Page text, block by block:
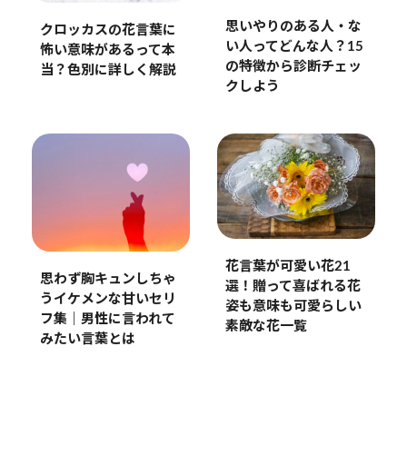
クロッカスの花言葉に
怖い意味があるって本
当？色別に詳しく解説
思いやりのある人・な
い人ってどんな人？15
の特徴から診断チェッ
クしよう
思わず胸キュンしちゃ
うイケメンな甘いセリ
フ集｜男性に言われて
みたい言葉とは
花言葉が可愛い花21
選！贈って喜ばれる花
姿も意味も可愛らしい
素敵な花一覧